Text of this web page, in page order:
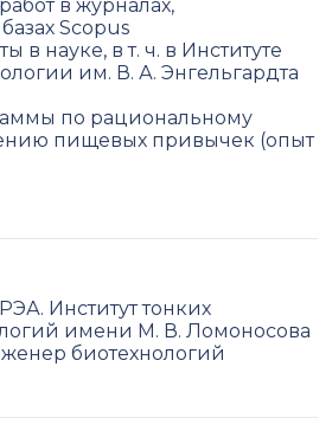
в журналах,
Scopus
в науке, в т. ч. в Институте
им. В. А. Энгельгардта
по рациональному
пищевых привычек (опыт
Институт тонких
имени М. В. Ломоносова
биотехнологий